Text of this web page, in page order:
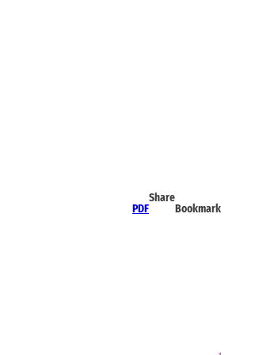
PDF
Share
Bookmark